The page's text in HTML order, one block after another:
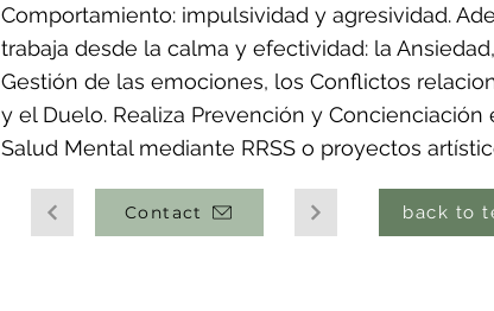
Comportamiento: impulsividad y agresividad.
trabaja desde la calma y efectividad: la
Gestión de las emociones, los Conflictos
y el Duelo. Realiza Prevención y Concienciación
Salud Mental mediante RRSS o proyectos
Contact back to